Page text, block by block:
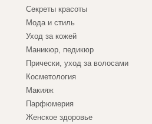
Секреты красоты
Мода и стиль
Уход за кожей
Маникюр, педикюр
Прически, уход за волосами
Косметология
Макияж
Парфюмерия
Женское здоровье